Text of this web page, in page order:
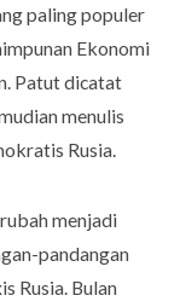
paling populer
Ekonomi
Patut dicatat
menulis
Rusia.
menjadi
pandangan
Rusia. Bulan